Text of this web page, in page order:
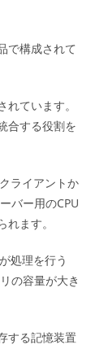
で構成されて
ています。
合する役割を
ライアントか
バー用のCPU
ます。
処理を行う
の容量が大き
する記憶装置